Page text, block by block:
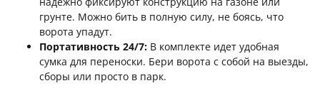
грунте. Можно бить в полную силу, не боясь, что
ворота упадут.
Портативность 24/7: В комплекте идет удобная
сумка для переноски. Бери ворота с собой на выезды,
сборы или просто в парк.